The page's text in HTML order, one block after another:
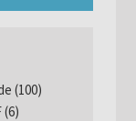
(100)
(6)